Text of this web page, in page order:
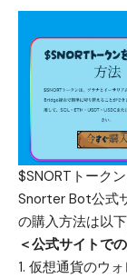
$SNORTトーク
Snorter Bot公式
の購入方法は以下
＜公式サイトで
仮想通貨のウ